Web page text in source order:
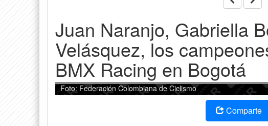
Juan Naranjo, Gabriella
Velásquez, los
BMX Racing en Bogotá
Foto: Federación Colombiana de Ciclismo
Comparte